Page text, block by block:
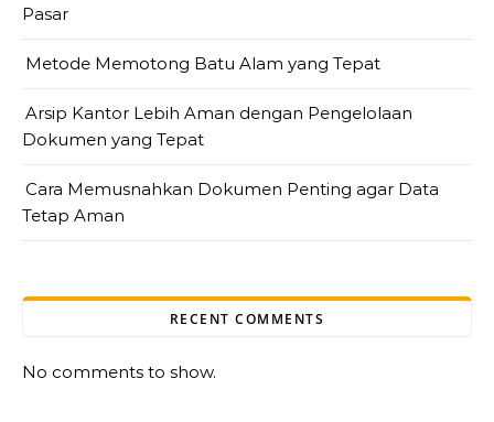
Pasar
Metode Memotong Batu Alam yang Tepat
Arsip Kantor Lebih Aman dengan Pengelolaan
Dokumen yang Tepat
Cara Memusnahkan Dokumen Penting agar Data
Tetap Aman
RECENT COMMENTS
No comments to show.